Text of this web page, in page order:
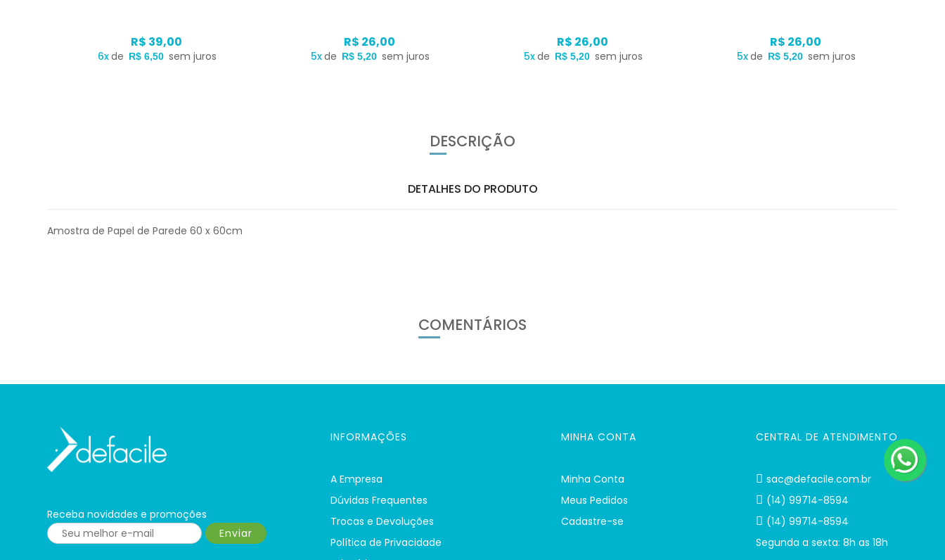
R$ 39,00
6xde R$ 6,50 sem juros
R$ 26,00
5xde R$ 5,20 sem juros
R$ 26,00
5xde R$ 5,20 sem juros
R$ 26,00
5xde R$ 5,20 sem juros
DESCRIÇÃO
DETALHES DO PRODUTO
Amostra de Papel de Parede 60 x 60cm
COMENTÁRIOS
Receba novidades e promoções
Enviar
INFORMAÇÕES
A Empresa
Dúvidas Frequentes
Trocas e Devoluções
Política de Privacidade
MINHA CONTA
Minha Conta
Meus Pedidos
Cadastre-se
CENTRAL DE ATENDIMENTO
sac@defacile.com.br
(14) 99714-8594
(14) 99714-8594
Segunda a sexta: 8h as 18h